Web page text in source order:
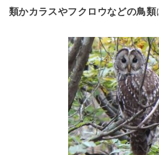
類かカラスやフクロウなどの鳥類